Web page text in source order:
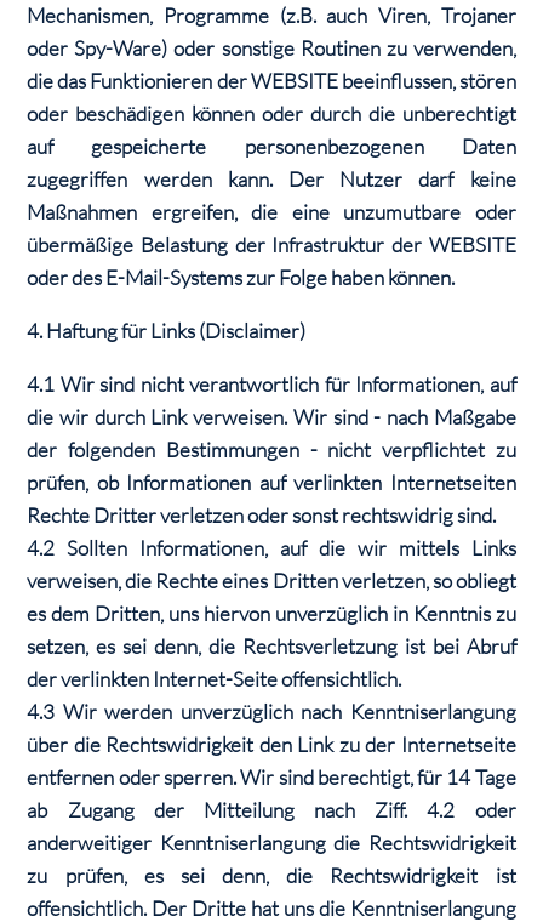
Mechanismen, Programme (z.B. auch Viren, Trojaner
oder Spy-Ware) oder sonstige Routinen zu verwenden,
die das Funktionieren der WEBSITE beeinflussen, stören
oder beschädigen können oder durch die unberechtigt
auf gespeicherte personenbezogenen Daten
zugegriffen werden kann. Der Nutzer darf keine
Maßnahmen ergreifen, die eine unzumutbare oder
übermäßige Belastung der Infrastruktur der WEBSITE
oder des E-Mail-Systems zur Folge haben können.
4. Haftung für Links (Disclaimer)
4.1 Wir sind nicht verantwortlich für Informationen, auf
die wir durch Link verweisen. Wir sind - nach Maßgabe
der folgenden Bestimmungen - nicht verpflichtet zu
prüfen, ob Informationen auf verlinkten Internetseiten
Rechte Dritter verletzen oder sonst rechtswidrig sind.
4.2 Sollten Informationen, auf die wir mittels Links
verweisen, die Rechte eines Dritten verletzen, so obliegt
es dem Dritten, uns hiervon unverzüglich in Kenntnis zu
setzen, es sei denn, die Rechtsverletzung ist bei Abruf
der verlinkten Internet-Seite offensichtlich.
4.3 Wir werden unverzüglich nach Kenntniserlangung
über die Rechtswidrigkeit den Link zu der Internetseite
entfernen oder sperren. Wir sind berechtigt, für 14 Tage
ab Zugang der Mitteilung nach Ziff. 4.2 oder
anderweitiger Kenntniserlangung die Rechtswidrigkeit
zu prüfen, es sei denn, die Rechtswidrigkeit ist
offensichtlich. Der Dritte hat uns die Kenntniserlangung